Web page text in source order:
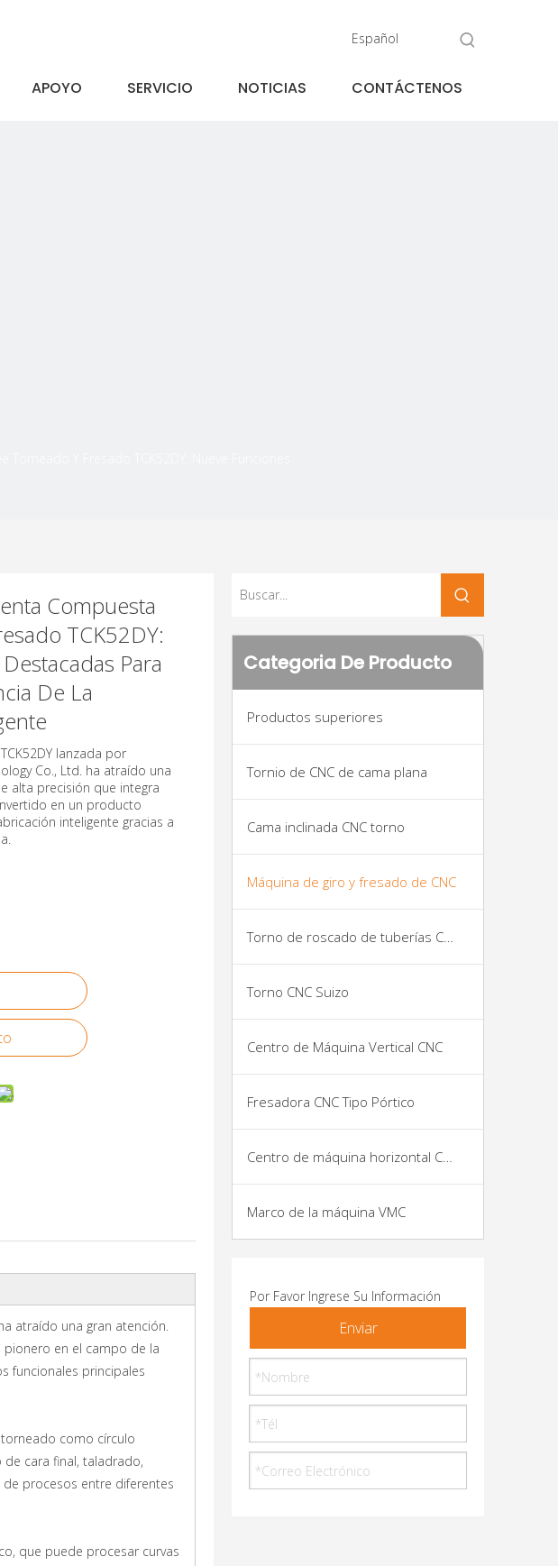
Español
APOYO SERVICIO NOTICIAS CONTÁCTENOS
Compuesta
TCK52DY:
Para
De La
lanzada por
Co., Ltd. ha atraído una
alta precisión que integra
en un producto
inteligente gracias a
atraído una gran atención.
en el campo de la
funcionales principales
como círculo
cara final, taladrado,
procesos entre diferentes
que puede procesar curvas
Categoria De Producto
Productos superiores
Tornio de CNC de cama plana
Cama inclinada CNC torno
Máquina de giro y fresado de CNC
Torno de roscado de tuberías CNC
Torno CNC Suizo
Centro de Máquina Vertical CNC
Fresadora CNC Tipo Pórtico
Centro de máquina horizontal CNC
Marco de la máquina VMC
Por Favor Ingrese Su Información
Enviar